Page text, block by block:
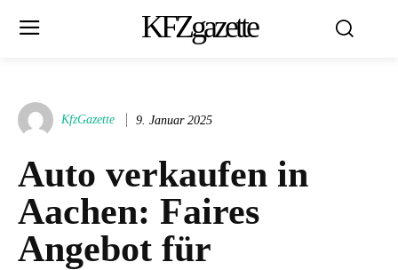
KFZgazette
KfzGazette 9. Januar 2025
Auto verkaufen in
Aachen: Faires
Angebot für